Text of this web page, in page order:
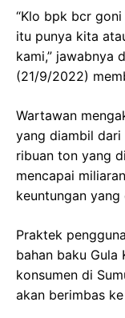
“Klo bpk bcr
itu punya kita
kami,” jawabnya
(21/9/2022)
Wartawan
yang diambil dari
ribuan ton yang
mencapai
keuntungan yang
Praktek
bahan baku Gula
konsumen di
akan berimbas